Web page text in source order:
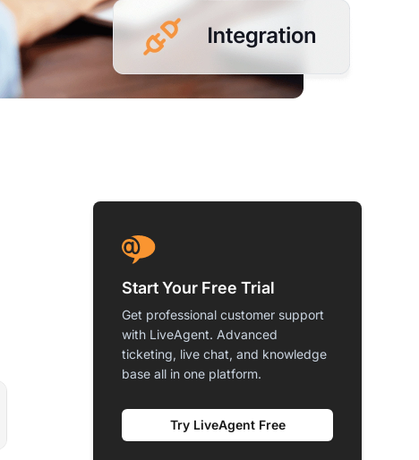
Start Your Free Trial
Get professional customer support
with LiveAgent. Advanced
ticketing, live chat, and knowledge
base all in one platform.
Try LiveAgent Free